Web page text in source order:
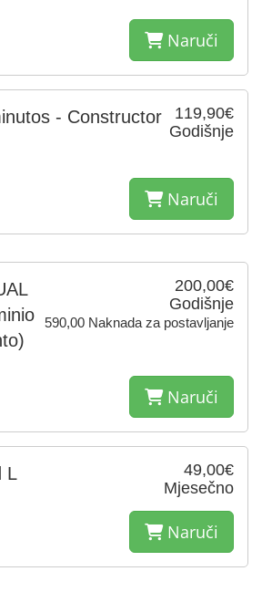
Naruči
119,90€
Godišnje
- Constructor
Naruči
200,00€
Godišnje
590,00 Naknada za postavljanje
Naruči
49,00€
Mjesečno
L
Naruči